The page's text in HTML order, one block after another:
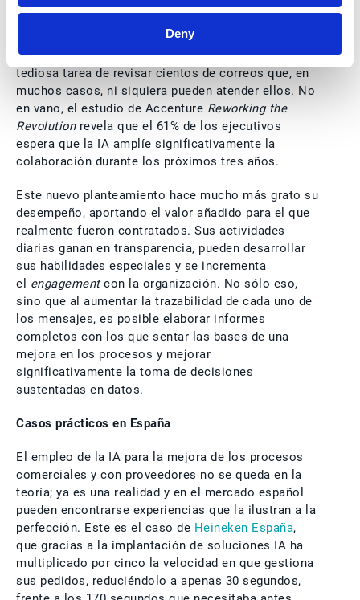
Deny
En cuanto a los empleados, éstos también se verán
extraordinariamente beneficiados, haciendo más
llevadero su trabajo diario al verse liberados de la
tediosa tarea de revisar cientos de correos que, en
muchos casos, ni siquiera pueden atender ellos. No
en vano, el estudio de Accenture Reworking the
Revolution revela que el 61% de los ejecutivos
espera que la IA amplíe significativamente la
colaboración durante los próximos tres años.
Este nuevo planteamiento hace mucho más grato su
desempeño, aportando el valor añadido para el que
realmente fueron contratados. Sus actividades
diarias ganan en transparencia, pueden desarrollar
sus habilidades especiales y se incrementa
el engagement con la organización. No sólo eso,
sino que al aumentar la trazabilidad de cada uno de
los mensajes, es posible elaborar informes
completos con los que sentar las bases de una
mejora en los procesos y mejorar
significativamente la toma de decisiones
sustentadas en datos.
Casos prácticos en España
El empleo de la IA para la mejora de los procesos
comerciales y con proveedores no se queda en la
teoría; ya es una realidad y en el mercado español
pueden encontrarse experiencias que la ilustran a la
perfección. Este es el caso de Heineken España,
que gracias a la implantación de soluciones IA ha
multiplicado por cinco la velocidad en que gestiona
sus pedidos, reduciéndolo a apenas 30 segundos,